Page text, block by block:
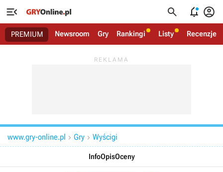
   
PREMIUM Newsroom Gry Rankingi Listy Recenzje
www.gry-online.pl  Gry  Wyścigi
InfoOpisOceny